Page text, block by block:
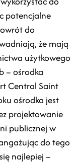
potencjalne
do
że mają
użytkowego
– ośrodka
Central Saint
ośrodka jest
projektowanie
publicznej w
do tego
najlepiej –